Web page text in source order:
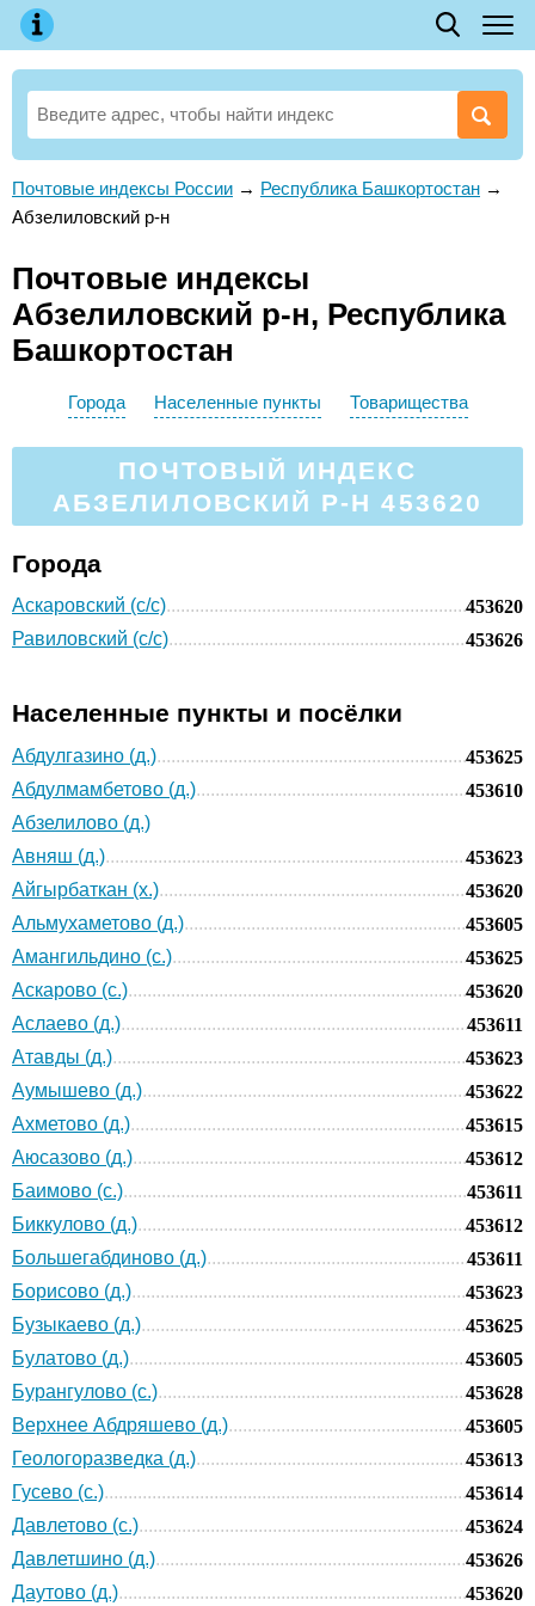
Почтовые индексы России → Республика Башкортостан →
Абзелиловский р-н
Почтовые индексы
Абзелиловский р-н, Республика
Башкортостан
Города Населенные пункты Товарищества
ПОЧТОВЫЙ ИНДЕКС
АБЗЕЛИЛОВСКИЙ Р-Н 453620
Города
Аскаровский (с/с)
453620
Равиловский (с/с)
453626
Населенные пункты и посёлки
Абдулгазино (д.)
453625
Абдулмамбетово (д.)
453610
Абзелилово (д.)
Авняш (д.)
453623
Айгырбаткан (х.)
453620
Альмухаметово (д.)
453605
Амангильдино (с.)
453625
Аскарово (с.)
453620
Аслаево (д.)
453611
Атавды (д.)
453623
Аумышево (д.)
453622
Ахметово (д.)
453615
Аюсазово (д.)
453612
Баимово (с.)
453611
Биккулово (д.)
453612
Большегабдиново (д.)
453611
Борисово (д.)
453623
Бузыкаево (д.)
453625
Булатово (д.)
453605
Бурангулово (с.)
453628
Верхнее Абдряшево (д.)
453605
Геологоразведка (д.)
453613
Гусево (с.)
453614
Давлетово (с.)
453624
Давлетшино (д.)
453626
Даутово (д.)
453620